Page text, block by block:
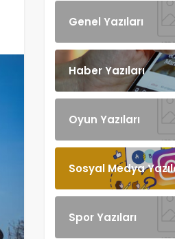
Genel Yazıları
Haber Yazıları
Oyun Yazıları
Sosyal Medya
Spor Yazıları